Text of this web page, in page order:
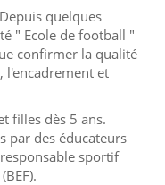
quelques
" Ecole de football "
confirmer la qualité
l'encadrement et
filles dès 5 ans.
par des éducateurs
sportif